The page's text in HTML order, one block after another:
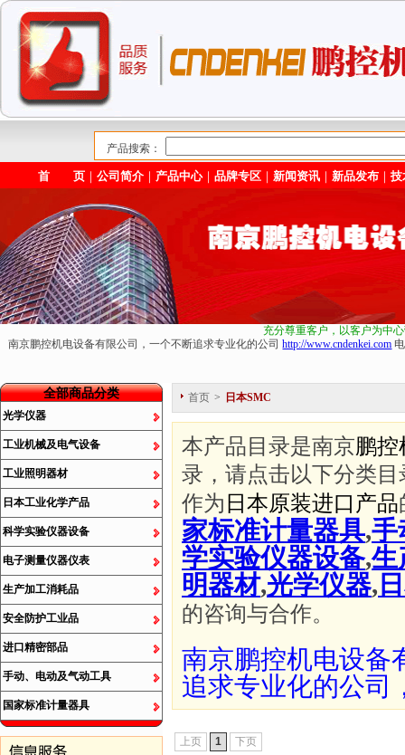
产品搜索：
首 页 ｜公司简介 ｜ 产品中心｜品牌专区 ｜新闻资讯 ｜新品发布 ｜技
充分尊重客户，以客户为中
南京鹏控机电设备有限公司，一个不断追求专业化的公司http://www.cndenkei.com
全部商品分类
光学仪器
工业机械及电气设备
工业照明器材
日本工业化学产品
科学实验仪器设备
电子测量仪器仪表
生产加工消耗品
安全防护工业品
进口精密部品
手动、电动及气动工具
国家标准计量器具
首页 > 日本SMC
本产品目录是南京鹏
录，请点击以下分类
作为 日本原装进口产品
家标准计量器具,手
学实验仪器设备,生
明器材,光学仪器,
的咨询与合作。
南京鹏控机电设备
追求专业化的公司
上页 1 下页